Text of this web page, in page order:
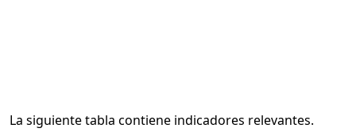
La siguiente tabla contiene indicadores relevantes.